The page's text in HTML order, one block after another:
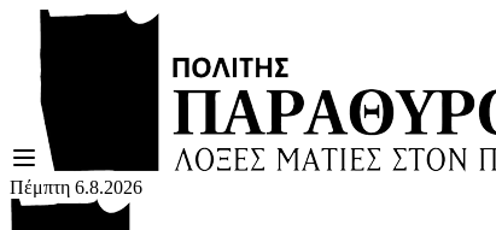
Πέμπτη 6.8.2026